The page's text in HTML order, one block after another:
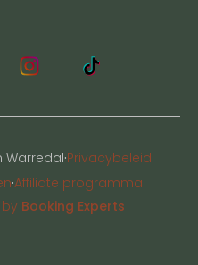
Warredal·Privacybeleid
·Affiliate programma
Booking Experts